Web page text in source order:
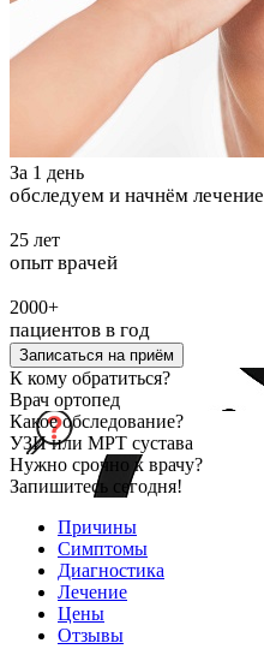
За 1 день
обследуем и начнём лечение
25 лет
опыт врачей
2000+
пациентов в год
Записаться на приём
К кому обратиться?
Врач ортопед
Какое обследование?
УЗИ или МРТ сустава
Нужно срочно к врачу?
Запишитесь сегодня!
Причины
Симптомы
Диагностика
Лечение
Цены
Отзывы